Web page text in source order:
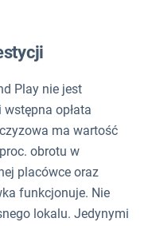
Play nie jest
wstępna opłata
ma wartość
obrotu w
placówce oraz
funkcjonuje. Nie
lokalu. Jedynymi